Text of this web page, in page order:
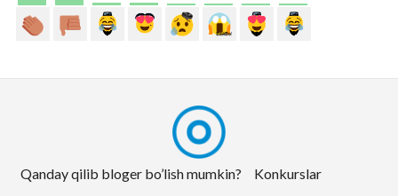
Qanday qilib bloger bo’lish mumkin?
Konkurslar